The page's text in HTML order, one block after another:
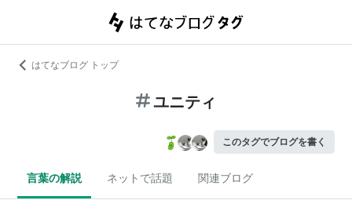
はてなブログ トップ
ユニティ
このタグでブログを書く
言葉の解説 ネットで話題 関連ブログ